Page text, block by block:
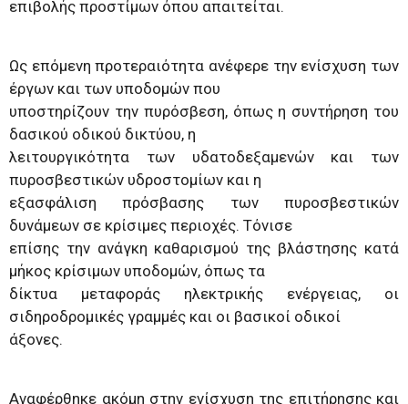
επιβολής προστίμων όπου απαιτείται.
Ως επόμενη προτεραιότητα ανέφερε την ενίσχυση των
έργων και των υποδομών που
υποστηρίζουν την πυρόσβεση, όπως η συντήρηση του
δασικού οδικού δικτύου, η
λειτουργικότητα των υδατοδεξαμενών και των
πυροσβεστικών υδροστομίων και η
εξασφάλιση πρόσβασης των πυροσβεστικών
δυνάμεων σε κρίσιμες περιοχές. Τόνισε
επίσης την ανάγκη καθαρισμού της βλάστησης κατά
μήκος κρίσιμων υποδομών, όπως τα
δίκτυα μεταφοράς ηλεκτρικής ενέργειας, οι
σιδηροδρομικές γραμμές και οι βασικοί οδικοί
άξονες.
Αναφέρθηκε ακόμη στην ενίσχυση της επιτήρησης και